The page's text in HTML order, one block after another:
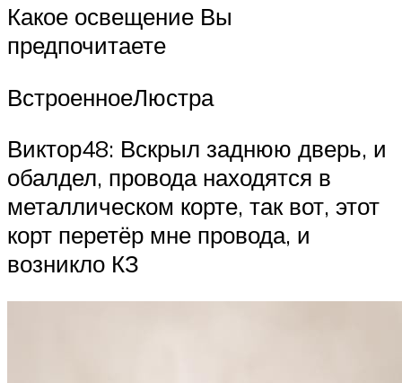
Какое освещение Вы
предпочитаете
ВстроенноеЛюстра
Виктор48: Вскрыл заднюю дверь, и
обалдел, провода находятся в
металлическом корте, так вот, этот
корт перетёр мне провода, и
возникло КЗ